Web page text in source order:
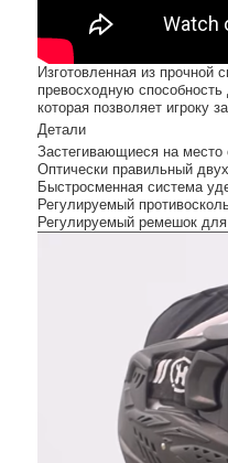
Изготовленная из прочной
превосходную
которая позволяет игроку
Детали
Застегивающиеся на место
Оптически правильный
Быстросменная система
Регулируемый
Регулируемый ремешок